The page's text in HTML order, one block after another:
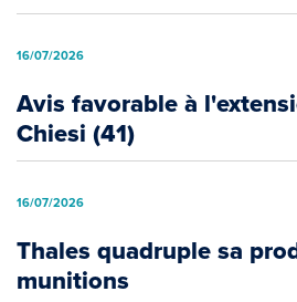
16/07/2026
Avis favorable à
Chiesi (41)
16/07/2026
Thales quadruple sa
munitions